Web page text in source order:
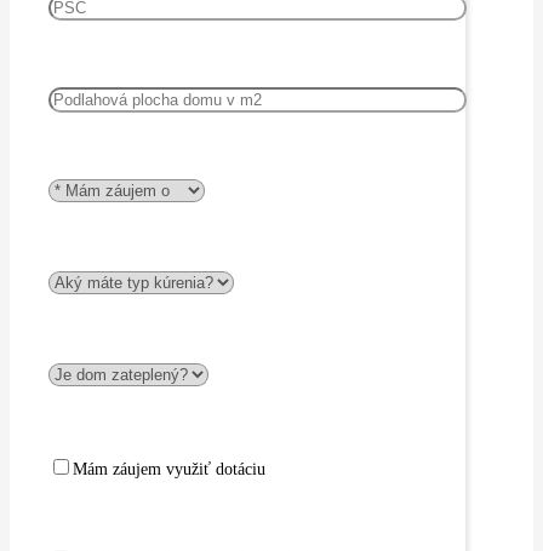
Mám záujem využiť dotáciu